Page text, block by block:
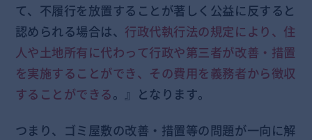
て、不履行を放置することが著しく公益に反すると
認められる場合は、 行政代執行法の規定により、住
人や土地所有に代わって行政や第三者が改善・措置
を実施することができ、その費用を義務者から徴収
することができる。』となります。
つまり、ゴミ屋敷の改善・措置等の問題が一向に解